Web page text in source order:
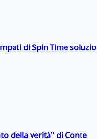
di Spin Time
della verità" di Conte